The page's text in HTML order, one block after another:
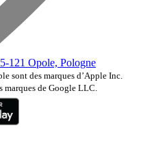
121 Opole, Pologne
sont des marques d’Apple Inc.
marques de Google LLC.